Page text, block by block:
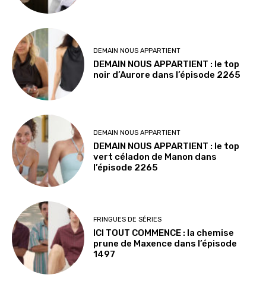
DEMAIN NOUS APPARTIENT
DEMAIN NOUS APPARTIENT : le top
noir d’Aurore dans l’épisode 2265
DEMAIN NOUS APPARTIENT
DEMAIN NOUS APPARTIENT : le top
vert céladon de Manon dans
l’épisode 2265
FRINGUES DE SÉRIES
ICI TOUT COMMENCE : la chemise
prune de Maxence dans l’épisode
1497